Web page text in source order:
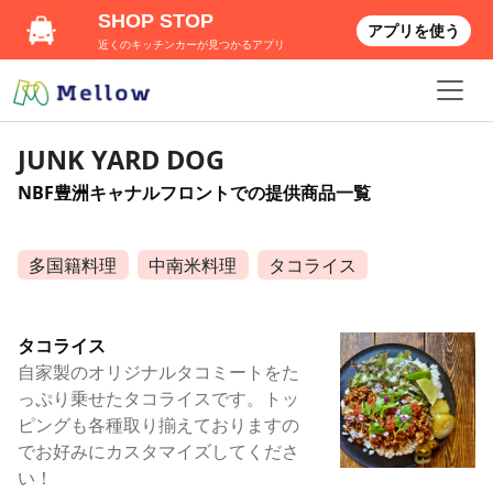
JUNK YARD DOG
NBF豊洲キャナルフロントでの提供商品一覧
多国籍料理 中南米料理 タコライス
タコライス
自家製のオリジナルタコミートをた
っぷり乗せたタコライスです。トッ
ピングも各種取り揃えておりますの
でお好みにカスタマイズしてくださ
い！
SHOP STOP
近くのキッチンカーが見つかるアプリ
アプリを使う